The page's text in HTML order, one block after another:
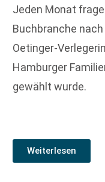
Jeden Monat
Buchbranche
Oetinger-
Hamburger
gewählt wurde.
Weiterlesen